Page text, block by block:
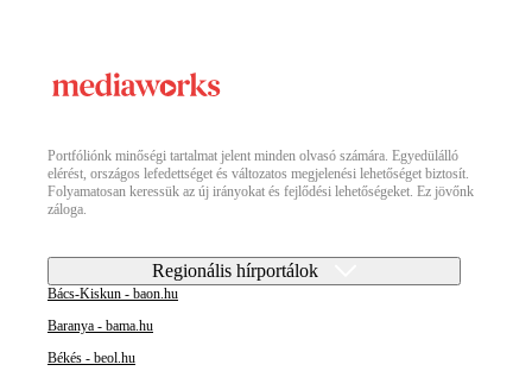
Portfóliónk minőségi tartalmat jelent minden olvasó számára. Egyedülálló
elérést, országos lefedettséget és változatos megjelenési lehetőséget biztosít.
Folyamatosan keressük az új irányokat és fejlődési lehetőségeket. Ez jövőnk
záloga.
Regionális hírportálok
Bács-Kiskun - baon.hu
Baranya - bama.hu
Békés - beol.hu